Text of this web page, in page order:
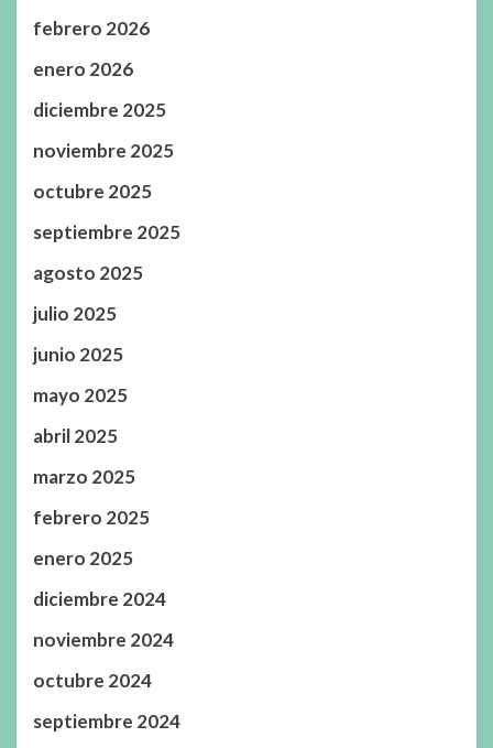
febrero 2026
enero 2026
diciembre 2025
noviembre 2025
octubre 2025
septiembre 2025
agosto 2025
julio 2025
junio 2025
mayo 2025
abril 2025
marzo 2025
febrero 2025
enero 2025
diciembre 2024
noviembre 2024
octubre 2024
septiembre 2024